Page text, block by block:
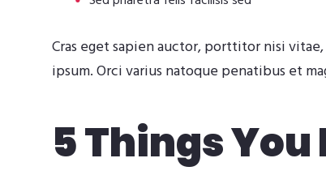
Cras eget sapien auctor, porttitor nisi
ipsum. Orci varius natoque penatibus et
5 Things